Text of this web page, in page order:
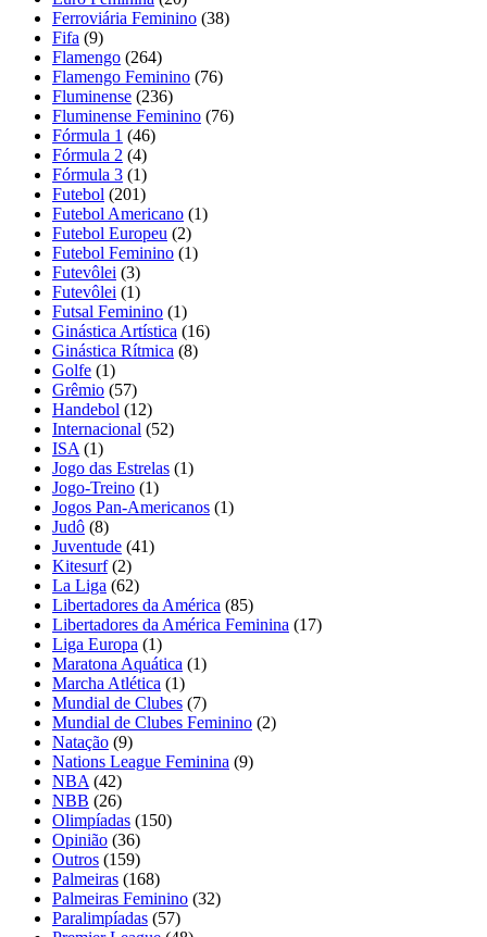
Ferroviária Feminino (38)
Fifa (9)
Flamengo (264)
Flamengo Feminino (76)
Fluminense (236)
Fluminense Feminino (76)
Fórmula 1 (46)
Fórmula 2 (4)
Fórmula 3 (1)
Futebol (201)
Futebol Americano (1)
Futebol Europeu (2)
Futebol Feminino (1)
Futevôlei (3)
Futevôlei (1)
Futsal Feminino (1)
Ginástica Artística (16)
Ginástica Rítmica (8)
Golfe (1)
Grêmio (57)
Handebol (12)
Internacional (52)
ISA (1)
Jogo das Estrelas (1)
Jogo-Treino (1)
Jogos Pan-Americanos (1)
Judô (8)
Juventude (41)
Kitesurf(2)
La Liga (62)
Libertadores da América (85)
Libertadores da América Feminina (17)
Liga Europa (1)
Maratona Aquática (1)
Marcha Atlética (1)
Mundial de Clubes (7)
Mundial de Clubes Feminino (2)
Natação (9)
Nations League Feminina (9)
NBA (42)
NBB (26)
Olimpíadas (150)
Opinião (36)
Outros (159)
Palmeiras (168)
Palmeiras Feminino (32)
Paralimpíadas (57)